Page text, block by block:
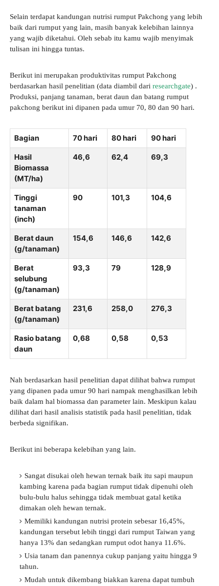
Selain terdapat kandungan nutrisi rumput Pakchong yang lebih
baik dari rumput yang lain, masih banyak kelebihan lainnya
yang wajib diketahui. Oleh sebab itu kamu wajib menyimak
tulisan ini hingga tuntas.
Berikut ini merupakan produktivitas rumput Pakchong
berdasarkan hasil penelitian (data diambil dari researchgate) .
Produksi, panjang tanaman, berat daun dan batang rumput
pakchong berikut ini dipanen pada umur 70, 80 dan 90 hari.
Bagian 70 hari 80 hari 90 hari
Hasil
Biomassa
(MT/ha)
46,6 62,4 69,3
Tinggi
tanaman
(inch)
90 101,3 104,6
Berat daun
(g/tanaman)
154,6 146,6 142,6
Berat
selubung
(g/tanaman)
93,3 79 128,9
Berat batang
(g/tanaman)
231,6 258,0 276,3
Rasio batang
daun
0,68 0,58 0,53
Nah berdasarkan hasil penelitian dapat dilihat bahwa rumput
yang dipanen pada umur 90 hari nampak menghasilkan lebih
baik dalam hal biomassa dan parameter lain. Meskipun kalau
dilihat dari hasil analisis statistik pada hasil penelitian, tidak
berbeda signifikan.
Berikut ini beberapa kelebihan yang lain.
Sangat disukai oleh hewan ternak baik itu sapi maupun
kambing karena pada bagian rumput tidak dipenuhi oleh
bulu-bulu halus sehingga tidak membuat gatal ketika
dimakan oleh hewan ternak.
Memiliki kandungan nutrisi protein sebesar 16,45%,
kandungan tersebut lebih tinggi dari rumput Taiwan yang
hanya 13% dan sedangkan rumput odot hanya 11.6%.
Usia tanam dan panennya cukup panjang yaitu hingga 9
tahun.
Mudah untuk dikembang biakkan karena dapat tumbuh